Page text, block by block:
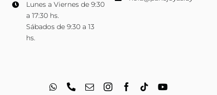
Lunes a Viernes de 9:30
a 17:30 hs.
Sábados de 9:30 a 13
hs.